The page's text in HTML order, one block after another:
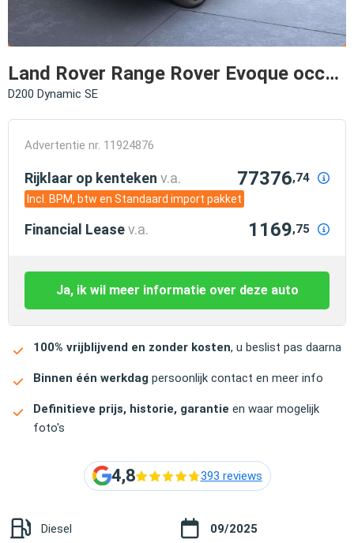
Land Rover Range Rover Evoque occasion
D200 Dynamic SE
Advertentie nr. 11924876
Rijklaar op kenteken v.a. 77376,74
Incl. BPM, btw en Standaard import pakket
Financial Leasev.a. 1169,75
Ja, ik wil meer informatie over deze auto
100% vrijblijvend en zonder kosten, u beslist pas daarna
Binnen één werkdag persoonlijk contact en meer info
Definitieve prijs, historie, garantie en waar mogelijk
foto's
4,8 393 reviews
Diesel 09/2025